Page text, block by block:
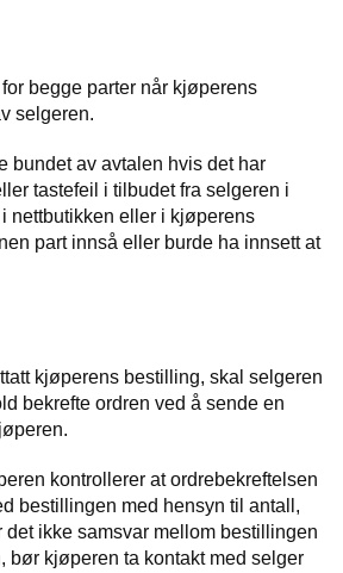
begge parter når kjøperens
selgeren.
bundet av avtalen hvis det har
tastefeil i tilbudet fra selgeren i
nettbutikken eller i kjøperens
part innså eller burde ha innsett at
kjøperens bestilling, skal selgeren
bekrefte ordren ved å sende en
kontrollerer at ordrebekreftelsen
bestillingen med hensyn til antall,
det ikke samsvar mellom bestillingen
bør kjøperen ta kontakt med selger